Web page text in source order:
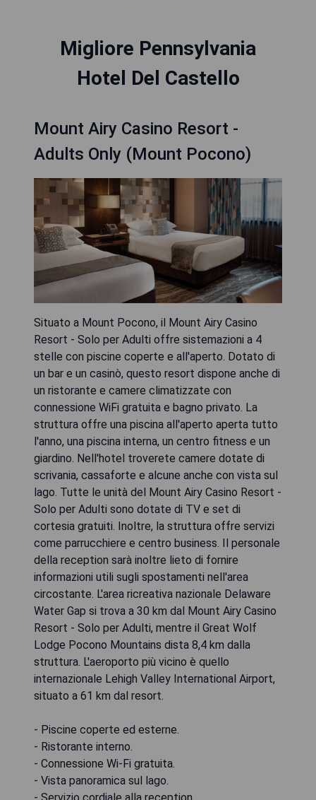
Migliore Pennsylvania
Hotel Del Castello
Mount Airy Casino Resort -
Adults Only (Mount Pocono)
Situato a Mount Pocono, il Mount Airy Casino
Resort - Solo per Adulti offre sistemazioni a 4
stelle con piscine coperte e all'aperto. Dotato di
un bar e un casinò, questo resort dispone anche di
un ristorante e camere climatizzate con
connessione WiFi gratuita e bagno privato. La
struttura offre una piscina all'aperto aperta tutto
l'anno, una piscina interna, un centro fitness e un
giardino. Nell'hotel troverete camere dotate di
scrivania, cassaforte e alcune anche con vista sul
lago. Tutte le unità del Mount Airy Casino Resort -
Solo per Adulti sono dotate di TV e set di
cortesia gratuiti. Inoltre, la struttura offre servizi
come parrucchiere e centro business. Il personale
della reception sarà inoltre lieto di fornire
informazioni utili sugli spostamenti nell'area
circostante. L'area ricreativa nazionale Delaware
Water Gap si trova a 30 km dal Mount Airy Casino
Resort - Solo per Adulti, mentre il Great Wolf
Lodge Pocono Mountains dista 8,4 km dalla
struttura. L'aeroporto più vicino è quello
internazionale Lehigh Valley International Airport,
situato a 61 km dal resort.
- Piscine coperte ed esterne.
- Ristorante interno.
- Connessione Wi-Fi gratuita.
- Vista panoramica sul lago.